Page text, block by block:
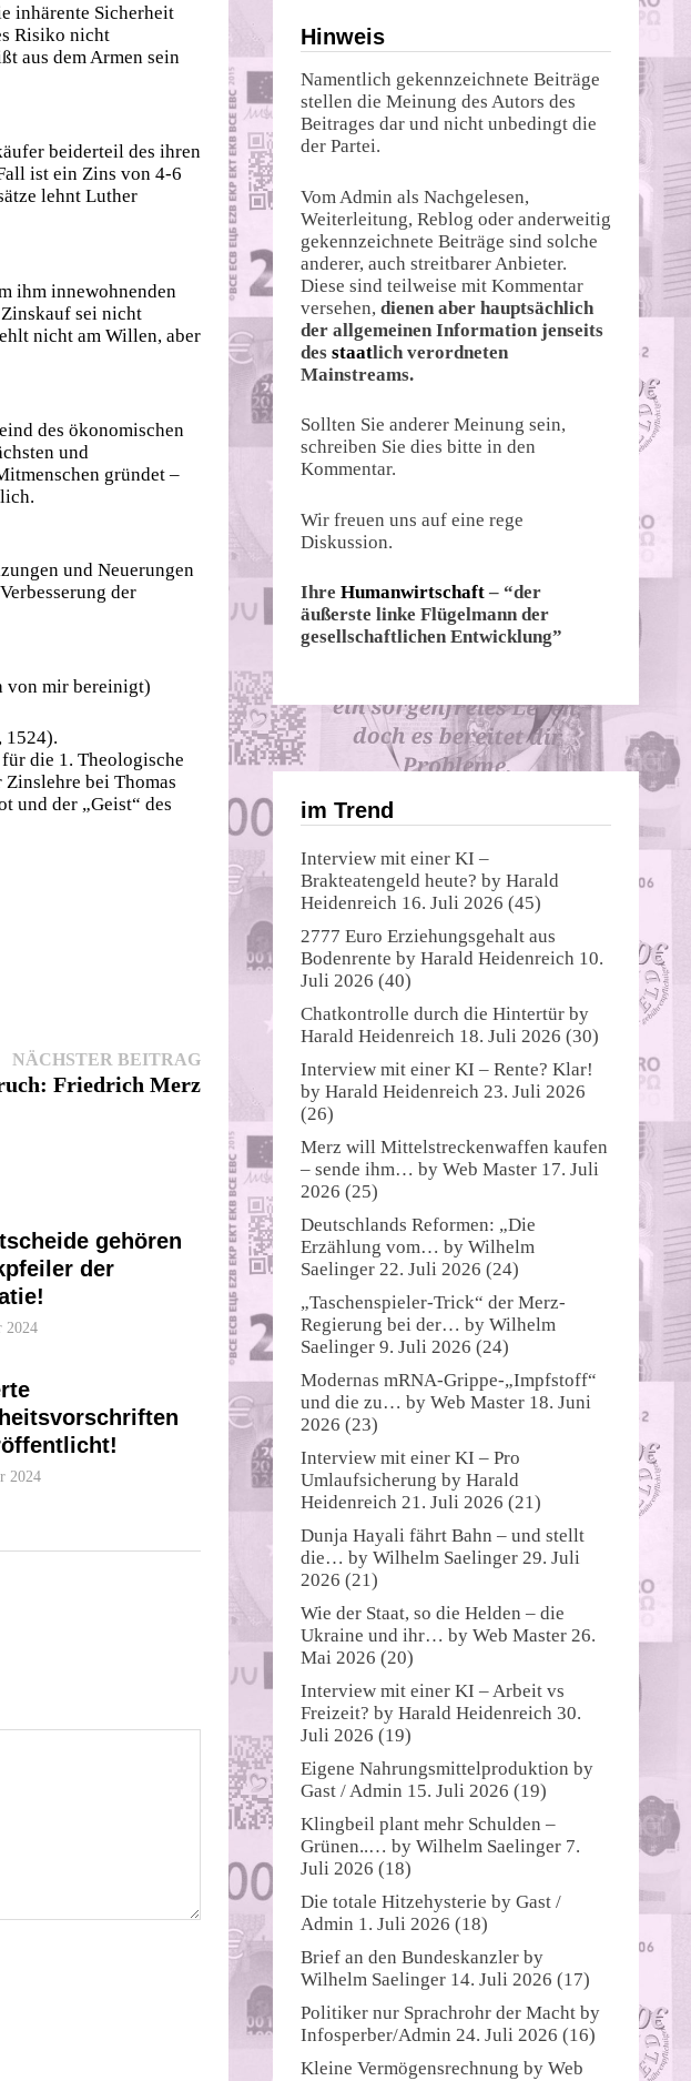
inhärente Sicherheit
Risiko nicht
aus dem Armen sein
beiderteil des ihren
ist ein Zins von 4-6
lehnt Luther
ihm innewohnenden
sei nicht
nicht am Willen, aber
des ökonomischen
und
gründet –
und Neuerungen
der
von mir bereinigt)
1524).
die 1. Theologische
bei Thomas
und der „Geist“ des
NÄCHSTER BEITRAGNächster
Friedrich Merz
gehören
der
2024
2024
Hinweis
Namentlich gekennzeichnete Beiträge
stellen die Meinung des Autors des
Beitrages dar und nicht unbedingt die
der Partei.
Vom Admin als Nachgelesen,
Weiterleitung, Reblog oder anderweitig
gekennzeichnete Beiträge sind solche
anderer, auch streitbarer Anbieter.
Diese sind teilweise mit Kommentar
versehen, dienen aber hauptsächlich
der allgemeinen Information jenseits
des staatlich verordneten
Mainstreams.
Sollten Sie anderer Meinung sein,
schreiben Sie dies bitte in den
Kommentar.
Wir freuen uns auf eine rege
Diskussion.
Ihre Humanwirtschaft – “der
äußerste linke Flügelmann der
gesellschaftlichen Entwicklung”
im Trend
Interview mit einer KI –
Brakteatengeld heute? by Harald
Heidenreich 16. Juli 2026 (45)
2777 Euro Erziehungsgehalt aus
Bodenrente by Harald Heidenreich 10.
Juli 2026 (40)
Chatkontrolle durch die Hintertür by
Harald Heidenreich 18. Juli 2026 (30)
Interview mit einer KI – Rente? Klar!
by Harald Heidenreich 23. Juli 2026
(26)
Merz will Mittelstreckenwaffen kaufen
– sende ihm… by Web Master 17. Juli
2026 (25)
Deutschlands Reformen: „Die
Erzählung vom… by Wilhelm
Saelinger 22. Juli 2026 (24)
„Taschenspieler-Trick“ der Merz-
Regierung bei der… by Wilhelm
Saelinger 9. Juli 2026 (24)
Modernas mRNA-Grippe-„Impfstoff“
und die zu… by Web Master 18. Juni
2026 (23)
Interview mit einer KI – Pro
Umlaufsicherung by Harald
Heidenreich 21. Juli 2026 (21)
Dunja Hayali fährt Bahn – und stellt
die… by Wilhelm Saelinger 29. Juli
2026 (21)
Wie der Staat, so die Helden – die
Ukraine und ihr… by Web Master 26.
Mai 2026 (20)
Interview mit einer KI – Arbeit vs
Freizeit? by Harald Heidenreich 30.
Juli 2026 (19)
Eigene Nahrungsmittelproduktion by
Gast / Admin 15. Juli 2026 (19)
Klingbeil plant mehr Schulden –
Grünen..… by Wilhelm Saelinger 7.
Juli 2026 (18)
Die totale Hitzehysterie by Gast /
Admin 1. Juli 2026 (18)
Brief an den Bundeskanzler by
Wilhelm Saelinger 14. Juli 2026 (17)
Politiker nur Sprachrohr der Macht by
Infosperber/Admin 24. Juli 2026 (16)
Kleine Vermögensrechnung by Web